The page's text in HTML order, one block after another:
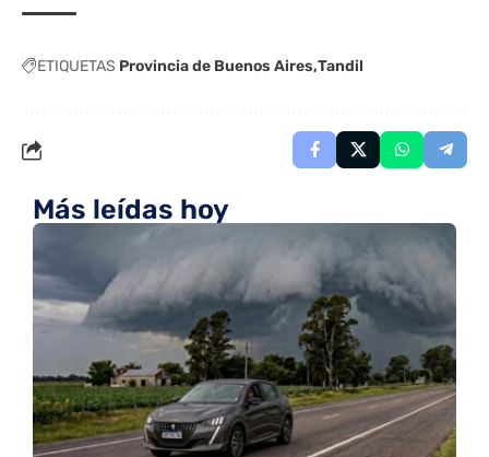
ETIQUETAS Provincia de Buenos Aires Tandil
Más leídas hoy